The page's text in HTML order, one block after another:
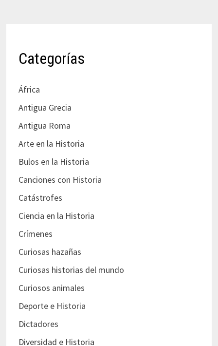
Categorías
África
Antigua Grecia
Antigua Roma
Arte en la Historia
Bulos en la Historia
Canciones con Historia
Catástrofes
Ciencia en la Historia
Crímenes
Curiosas hazañas
Curiosas historias del mundo
Curiosos animales
Deporte e Historia
Dictadores
Diversidad e Historia